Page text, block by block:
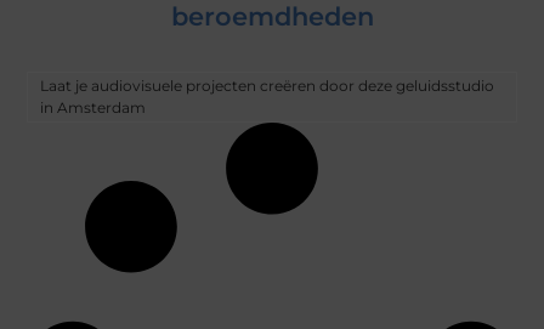
beroemdheden
Laat je audiovisuele projecten creëren door deze geluidsstudio
in Amsterdam